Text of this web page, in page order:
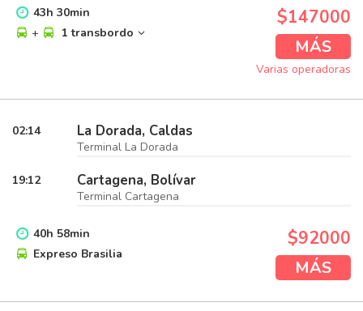
43h 30min
+
1 transbordo
$147000
MÁS
Varias operadoras
02:14 La Dorada, Caldas
Terminal La Dorada
19:12 Cartagena, Bolívar
Terminal Cartagena
40h 58min
Expreso Brasilia
$92000
MÁS